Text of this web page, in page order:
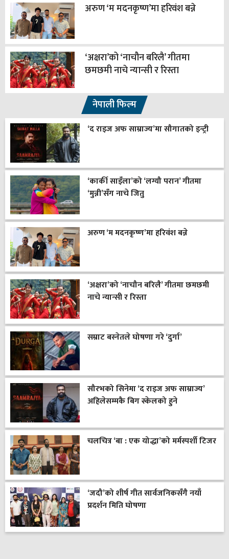
अरुण ‘म मदनकृष्ण’मा हरिवंश बन्ने
‘अक्षरा’को ‘नाचौन बरिलै’ गीतमा
छमछमी नाचे न्यान्सी र रिस्ता
नेपाली फिल्म
‘द राइज अफ साम्राज्य’मा सौगातको इन्ट्री
‘कार्की साइँला’को ‘लग्यौ परान’ गीतमा
‘मुन्नी’सँग नाचे जितु
अरुण ‘म मदनकृष्ण’मा हरिवंश बन्ने
‘अक्षरा’को ‘नाचौन बरिलै’ गीतमा छमछमी
नाचे न्यान्सी र रिस्ता
सम्राट बस्नेतले घोषणा गरे ‘दुर्गा’
सौरभको सिनेमा ‘द राइज अफ साम्राज्य’
अहिलेसम्मकै बिग स्केलको हुने
चलचित्र ‘बा : एक योद्धा’को मर्मस्पर्शी टिजर
‘जदौ’को शीर्ष गीत सार्वजनिकसँगै नयाँ
प्रदर्शन मिति घोषणा